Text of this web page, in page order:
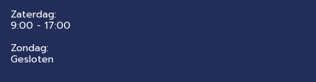
Zaterdag:
​9:00 - 17:00
Zondag:
Gesloten